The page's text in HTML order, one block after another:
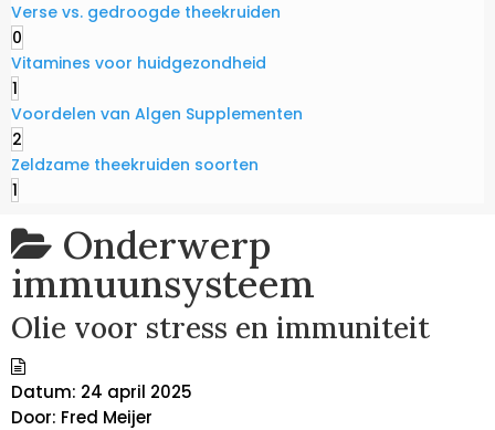
Verse vs. gedroogde theekruiden
0
Vitamines voor huidgezondheid
1
Voordelen van Algen Supplementen
2
Zeldzame theekruiden soorten
1
Onderwerp
immuunsysteem
Olie voor stress en immuniteit
Datum: 24 april 2025
Door: Fred Meijer